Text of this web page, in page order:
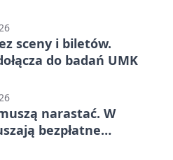
sceny i biletów.
do badań UMK
narastać. W
bezpłatne